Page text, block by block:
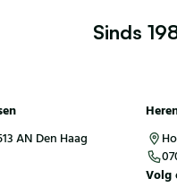
Sinds
AN Den Haag
Volg